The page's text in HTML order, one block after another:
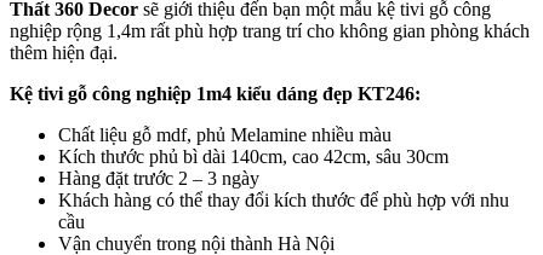
Thất 360 Decor sẽ giới thiệu đến bạn một mẫu kệ tivi gỗ công
nghiệp rộng 1,4m rất phù hợp trang trí cho không gian phòng khách
thêm hiện đại.
Kệ tivi gỗ công nghiệp 1m4 kiểu dáng đẹp KT246:
Chất liệu gỗ mdf, phủ Melamine nhiều màu
Kích thước phủ bì dài 140cm, cao 42cm, sâu 30cm
Hàng đặt trước 2 – 3 ngày
Khách hàng có thể thay đổi kích thước để phù hợp với nhu
cầu
Vận chuyển trong nội thành Hà Nội